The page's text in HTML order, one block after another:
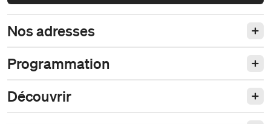
Nos adresses
Programmation
Découvrir